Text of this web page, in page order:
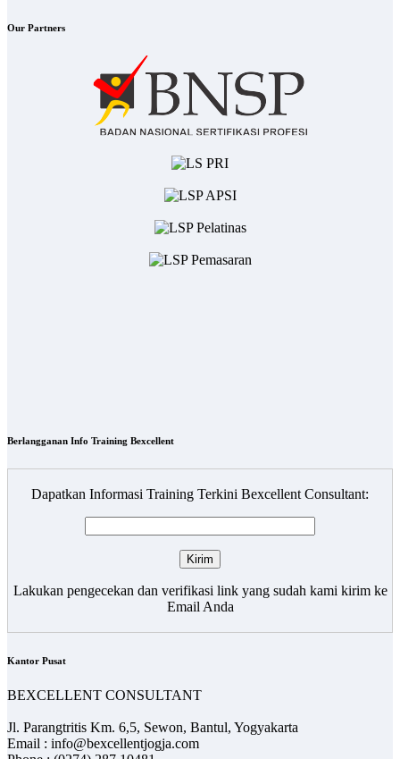
Our Partners
Berlangganan Info Training Bexcellent
Dapatkan Informasi Training Terkini Bexcellent Consultant:
Lakukan pengecekan dan verifikasi link yang sudah kami kirim ke
Email Anda
Kantor Pusat
BEXCELLENT CONSULTANT
Jl. Parangtritis Km. 6,5, Sewon, Bantul, Yogyakarta
Email : info@bexcellentjogja.com